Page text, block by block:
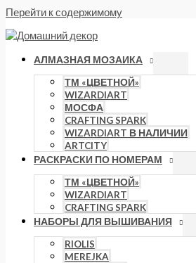
Перейти к содержимому
АЛМАЗНАЯ МОЗАИКА
ТМ «ЦВЕТНОЙ»
WIZARDIART
МОСФА
CRAFTING SPARK
WIZARDIART В НАЛИЧИИ
ARTCITY
РАСКРАСКИ ПО НОМЕРАМ
ТМ «ЦВЕТНОЙ»
WIZARDIART
CRAFTING SPARK
НАБОРЫ ДЛЯ ВЫШИВАНИЯ
RIOLIS
MEREJKA